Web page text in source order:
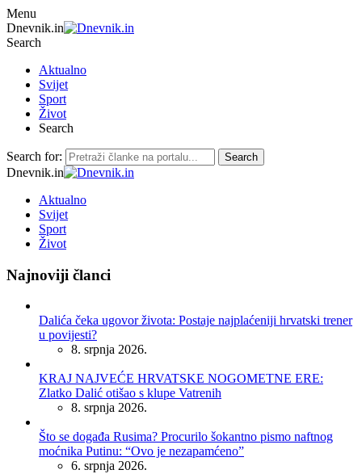
Menu
Dnevnik.in
Search
Aktualno
Svijet
Sport
Život
Search
Search for: Search
Dnevnik.in
Aktualno
Svijet
Sport
Život
Najnoviji članci
Dalića čeka ugovor života: Postaje najplaćeniji hrvatski trener
u povijesti?
8. srpnja 2026.
KRAJ NAJVEĆE HRVATSKE NOGOMETNE ERE:
Zlatko Dalić otišao s klupe Vatrenih
8. srpnja 2026.
Što se događa Rusima? Procurilo šokantno pismo naftnog
moćnika Putinu: “Ovo je nezapamćeno”
6. srpnja 2026.